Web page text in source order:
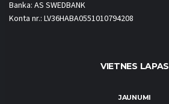
Banka: AS SWEDBANK
Konta nr.: LV36HABA0551010794208
VIETNES LAPAS
JAUNUMI